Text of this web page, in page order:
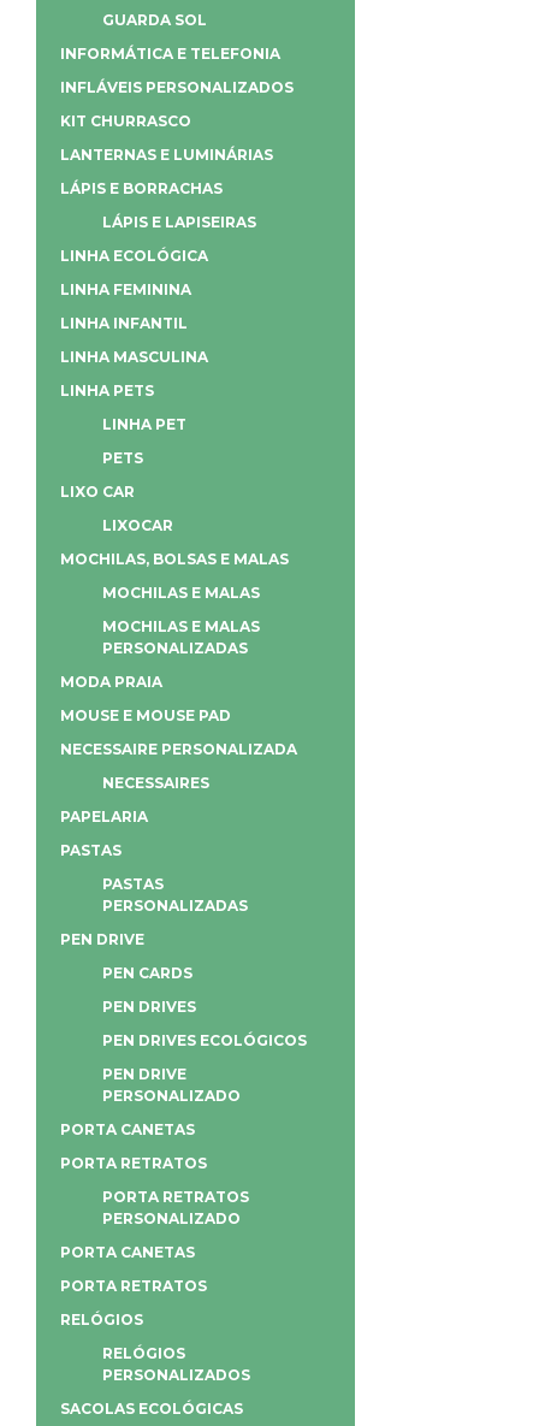
GUARDA SOL
INFORMÁTICA E TELEFONIA
INFLÁVEIS PERSONALIZADOS
KIT CHURRASCO
LANTERNAS E LUMINÁRIAS
LÁPIS E BORRACHAS
LÁPIS E LAPISEIRAS
LINHA ECOLÓGICA
LINHA FEMININA
LINHA INFANTIL
LINHA MASCULINA
LINHA PETS
LINHA PET
PETS
LIXO CAR
LIXOCAR
MOCHILAS, BOLSAS E MALAS
MOCHILAS E MALAS
MOCHILAS E MALAS
PERSONALIZADAS
MODA PRAIA
MOUSE E MOUSE PAD
NECESSAIRE PERSONALIZADA
NECESSAIRES
PAPELARIA
PASTAS
PASTAS
PERSONALIZADAS
PEN DRIVE
PEN CARDS
PEN DRIVES
PEN DRIVES ECOLÓGICOS
PEN DRIVE
PERSONALIZADO
PORTA CANETAS
PORTA RETRATOS
PORTA RETRATOS
PERSONALIZADO
PORTA CANETAS
PORTA RETRATOS
RELÓGIOS
RELÓGIOS
PERSONALIZADOS
SACOLAS ECOLÓGICAS